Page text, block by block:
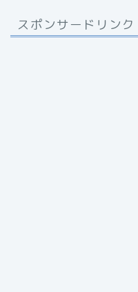
スポンサードリンク